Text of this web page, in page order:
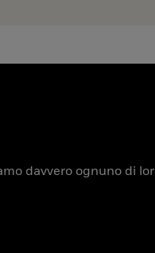
davvero ognuno di